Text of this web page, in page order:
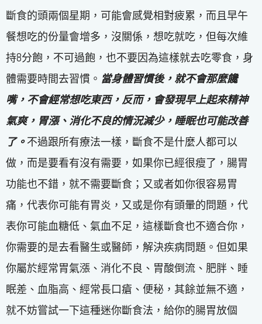
斷食的頭兩個星期，可能會感覺相對疲累，而且早午
餐想吃的份量會增多，沒關係，想吃就吃，但每次維
持8分飽，不可過飽，也不要因為這樣就去吃零食，身
體需要時間去習慣。 當身體習慣後，就不會那麼饞
嘴，不會經常想吃東西，反而，會發現早上起來精神
氣爽，胃漲、消化不良的情況減少，睡眠也可能改善
了。不過跟所有療法一樣，斷食不是什麼人都可以
做，而是要看有沒有需要，如果你已經很瘦了，腸胃
功能也不錯，就不需要斷食；又或者如你很容易胃
痛，代表你可能有胃炎，又或是你有頭暈的問題，代
表你可能血糖低、氣血不足，這樣斷食也不適合你，
你需要的是去看醫生或醫師，解決疾病問題。但如果
你屬於經常胃氣漲、消化不良、胃酸倒流、肥胖、睡
眠差、血脂高、經常長口瘡、便秘，其餘並無不適，
就不妨嘗試一下這種迷你斷食法，給你的腸胃放個